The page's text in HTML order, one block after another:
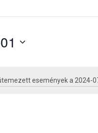
események a 2024-